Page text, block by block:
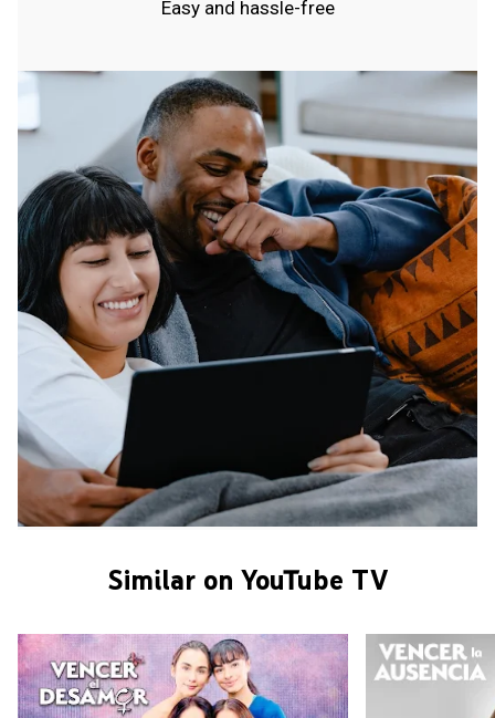
Easy and hassle-free
Similar on YouTube TV